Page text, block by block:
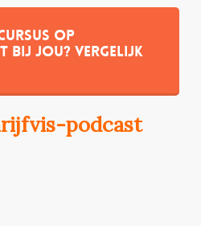
op
bij jou? Vergelijk
podcast